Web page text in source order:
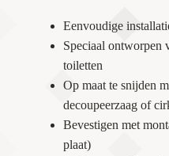
Eenvoudige
Speciaal ontworpen
toiletten
Op maat te snijden
decoupeerzaag of
Bevestigen met
plaat)